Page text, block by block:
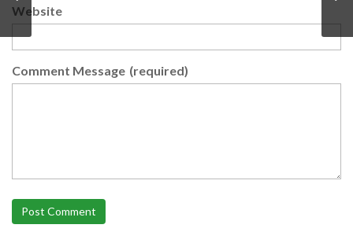
Website
Comment Message (required)
Post Comment